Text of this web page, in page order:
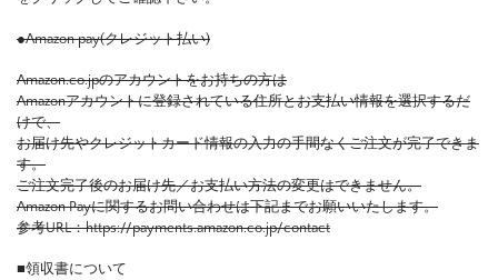
●Amazon pay(クレジット払い)
Amazon.co.jpのアカウントをお持ちの方は
Amazonアカウントに登録されている住所とお支払い情報を選択するだ
けで、
お届け先やクレジットカード情報の入力の手間なくご注文が完了できま
す。
ご注文完了後のお届け先／お支払い方法の変更はできません。
Amazon Payに関するお問い合わせは下記までお願いいたします。
参考URL：https://payments.amazon.co.jp/contact
■領収書について